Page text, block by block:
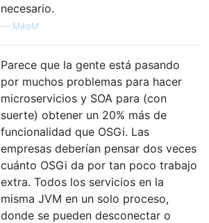
necesario.
— MikeM
Parece que la gente está pasando
por muchos problemas para hacer
microservicios y SOA para (con
suerte) obtener un 20% más de
funcionalidad que OSGi. Las
empresas deberían pensar dos veces
cuánto OSGi da por tan poco trabajo
extra. Todos los servicios en la
misma JVM en un solo proceso,
donde se pueden desconectar o